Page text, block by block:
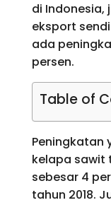
di
eksport
ada
persen.
Table of
Peningkatan
kelapa sawit
sebesar 4
tahun 2018.